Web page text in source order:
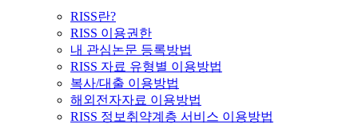
RISS란?
RISS 이용권한
내 관심논문 등록방법
RISS 자료 유형별 이용방법
복사/대출 이용방법
해외전자자료 이용방법
RISS 정보취약계층 서비스 이용방법